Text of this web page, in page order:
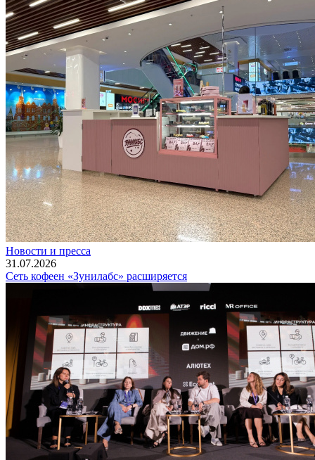
Новости и пресса
31.07.2026
Сеть кофеен «Зунилабс» расширяется